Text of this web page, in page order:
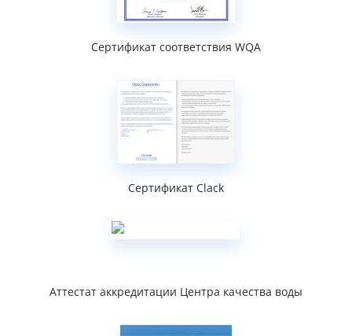
Сертификат соответствия WQA
Сертификат Clack
Аттестат аккредитации Центра качества воды